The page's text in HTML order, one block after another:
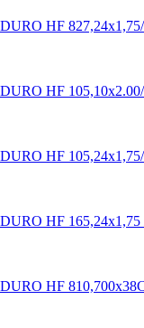
HF
HF
HF
HF
НF